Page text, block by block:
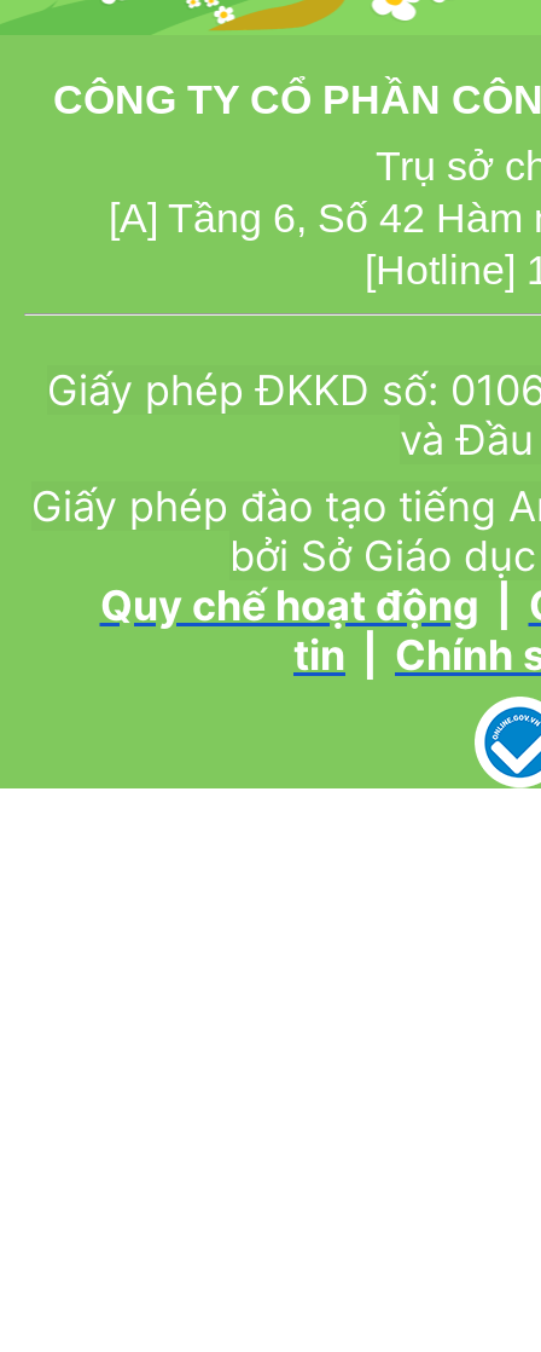
CÔNG TY CỔ PHẦN
Trụ sở
[A] Tầng 6, Số 42
[Hotline]
Giấy phép ĐKKD số:
và
Giấy phép đào tạo tiếng
bởi Sở Giáo
Quy chế hoạt động
tin
Chính